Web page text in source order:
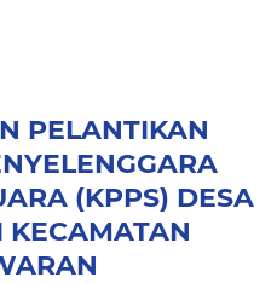
PELANTIKAN
(KPPS) DESA